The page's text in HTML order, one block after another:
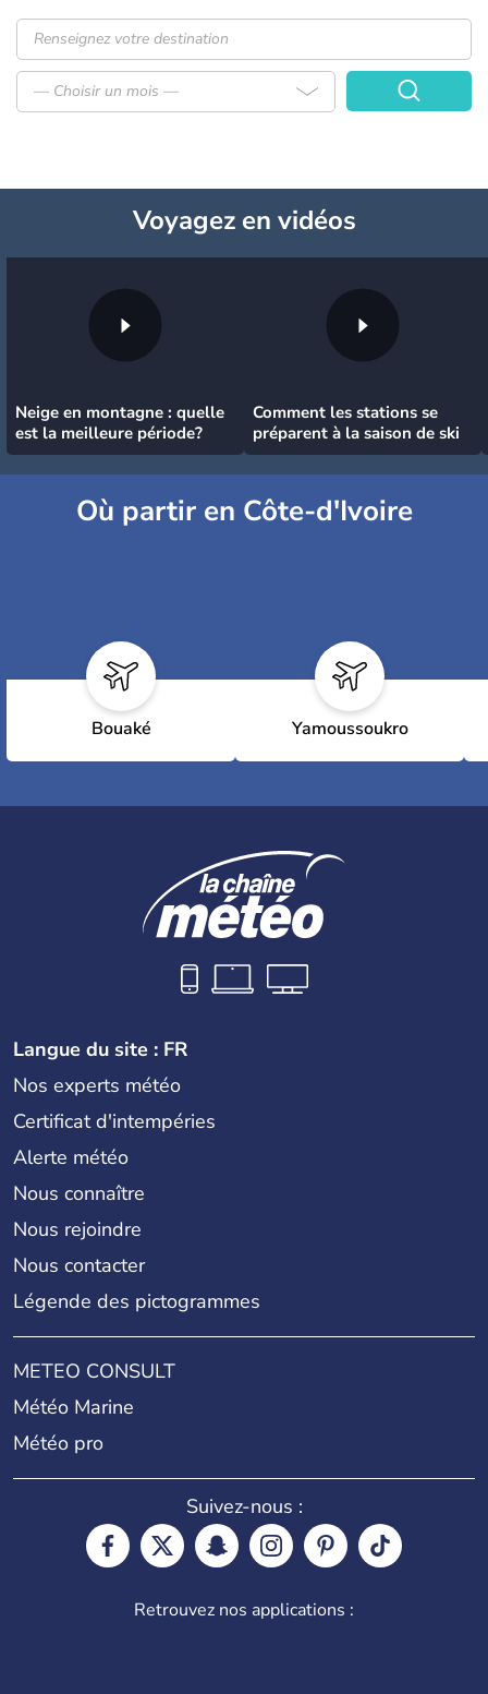
— Choisir un mois —
Voyagezen vidéos
Neige en montagne : quelle
est la meilleure période?
Comment les stations se
préparent à la saison de ski
Où partir en Côte-d'Ivoire
Bouaké Yamoussoukro
Langue du site : FR
Nos experts météo
Certificat d'intempéries
Alerte météo
Nous connaître
Nous rejoindre
Nous contacter
Légende des pictogrammes
METEO CONSULT
Météo Marine
Météo pro
Suivez-nous :
Retrouvez nos applications :